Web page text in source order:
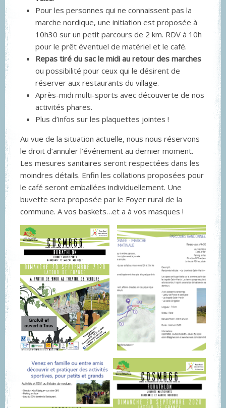
Pour les personnes qui ne connaissent pas la
marche nordique, une initiation est proposée à
10h30 sur un petit parcours de 2 km. RDV à 10h
pour le prêt éventuel de matériel et le café.
Repas tiré du sac le midi au retour des marches
ou possibilité pour ceux qui le désirent de
réserver aux restaurants du village.
Après-midi multi-sports avec découverte de nos
activités phares.
Plus d’infos sur les plaquettes jointes !
Au vue de la situation actuelle, nous nous réservons
le droit d’annuler l’événement au dernier moment.
Les mesures sanitaires seront respectées dans les
moindres détails. Enfin les collations proposées pour
le café seront emballées individuellement. Une
buvette sera proposée par le Foyer rural de la
commune. A vos baskets…et a à vos masques !